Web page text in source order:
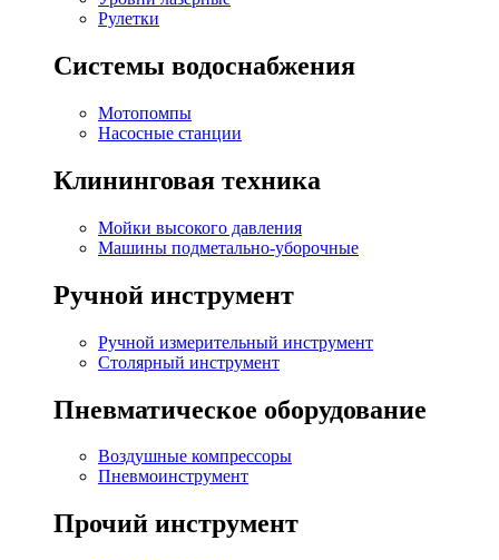
Рулетки
Системы водоснабжения
Мотопомпы
Насосные станции
Клининговая техника
Мойки высокого давления
Машины подметально-уборочные
Ручной инструмент
Ручной измерительный инструмент
Столярный инструмент
Пневматическое оборудование
Воздушные компрессоры
Пневмоинструмент
Прочий инструмент